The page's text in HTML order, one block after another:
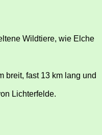
Wildtiere, wie Elche
breit, fast 13 km lang und
Lichterfelde.